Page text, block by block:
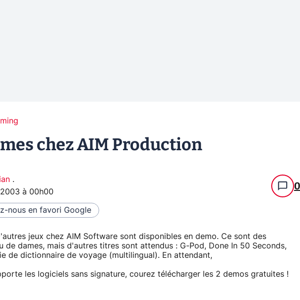
chez AIM Production
.
à 00h00 0
nous en favori Google
jeux chez AIM Software sont disponibles en demo. Ce sont des
de dames, mais d'autres titres sont attendus : G-Pod, Done In 50 Seconds,
de dictionnaire de voyage (multilingual). En attendant,
les logiciels sans signature, courez télécharger les 2 demos gratuites !